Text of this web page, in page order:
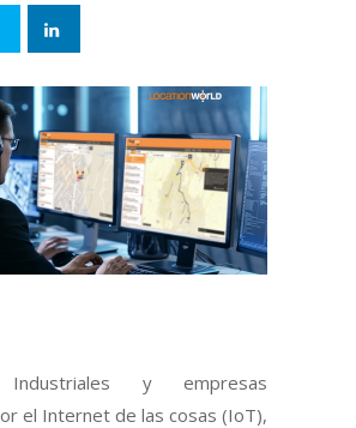
Industriales y empresas
el Internet de las cosas (IoT),